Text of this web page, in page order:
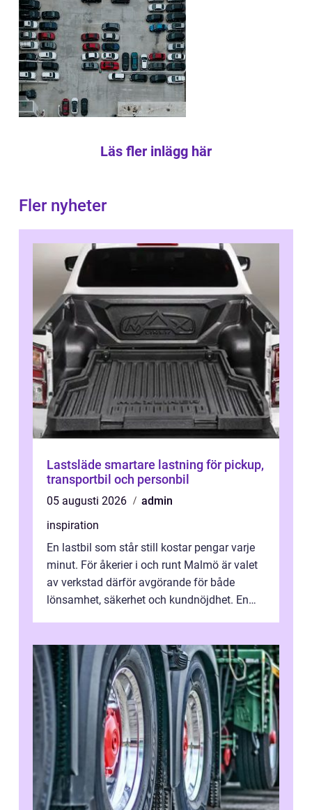
Läs fler inlägg här
Fler nyheter
Lastsläde smartare lastning för pickup,
transportbil och personbil
05 augusti 2026
admin
inspiration
En lastbil som står still kostar pengar varje
minut. För åkerier i och runt Malmö är valet
av verkstad därför avgörande för både
lönsamhet, säkerhet och kundnöjdhet. En